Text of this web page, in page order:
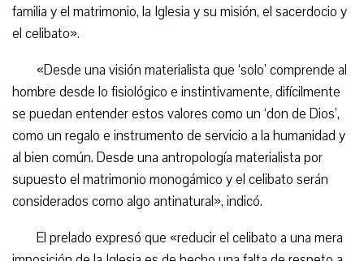
familia y el matrimonio, la Iglesia y su misión, el sacerdocio y
el celibato».
«Desde una visión materialista que ‘solo’ comprende al
hombre desde lo fisiológico e instintivamente, difícilmente
se puedan entender estos valores como un ‘don de Dios’,
como un regalo e instrumento de servicio a la humanidad y
al bien común. Desde una antropología materialista por
supuesto el matrimonio monogámico y el celibato serán
considerados como algo antinatural», indicó.
El prelado expresó que «reducir el celibato a una mera